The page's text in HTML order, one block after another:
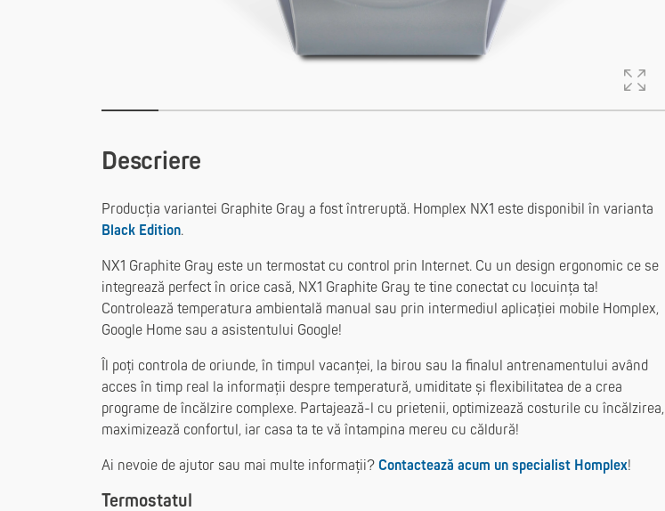
Descriere
Producția variantei Graphite Gray a fost întreruptă. Homplex NX1 este disponibil în varianta
Black Edition.
NX1 Graphite Gray este un termostat cu control prin Internet. Cu un design ergonomic ce se
integrează perfect în orice casă, NX1 Graphite Gray te tine conectat cu locuința ta!
Controlează temperatura ambientală manual sau prin intermediul aplicației mobile Homplex,
Google Home sau a asistentului Google!
Îl poți controla de oriunde, în timpul vacanței, la birou sau la finalul antrenamentului având
acces în timp real la informații despre temperatură, umiditate și flexibilitatea de a crea
programe de încălzire complexe. Partajează-l cu prietenii, optimizează costurile cu încălzirea,
maximizează confortul, iar casa ta te vă întampina mereu cu căldură!
Ai nevoie de ajutor sau mai multe informații? Contactează acum un specialist Homplex!
Termostatul